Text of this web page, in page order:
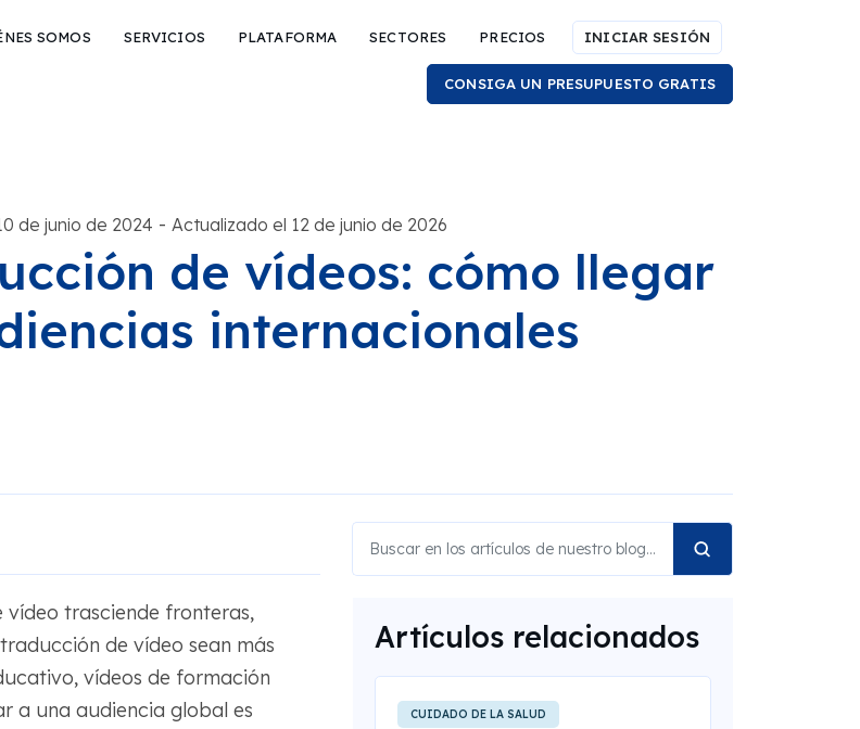
SOMOS SERVICIOS PLATAFORMA SECTORES PRECIOS INICIAR SESIÓN
CONSIGA UN PRESUPUESTO GRATIS
de junio de 2024 - Actualizado el 12 de junio de 2026
de vídeos: cómo llegar
internacionales
vídeo trasciende fronteras,
de vídeo sean más
vídeos de formación
a una audiencia global es
Artículos relacionados
CUIDADO DE LA SALUD